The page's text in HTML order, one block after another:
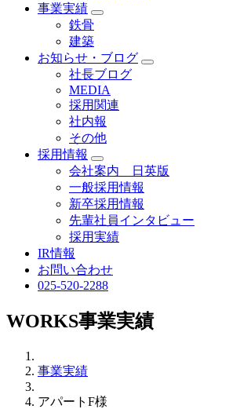
事業実績
鉄骨
建築
お知らせ・ブログ
社長ブログ
MEDIA
採用関連
社内報
その他
採用情報
会社案内 日英版
一般採用情報
新卒採用情報
先輩社員インタビュー
採用実績
IR情報
お問い合わせ
025-520-2288
WORKS事業実績
事業実績
アパートF様